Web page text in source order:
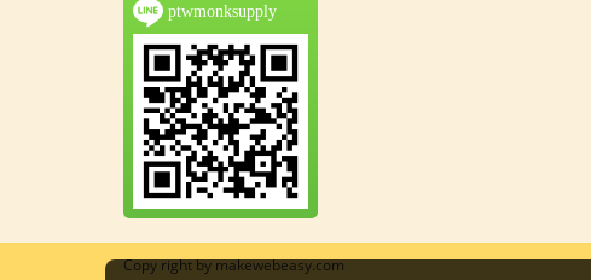
ptwmonksupply
Copy right by makewebeasy.com